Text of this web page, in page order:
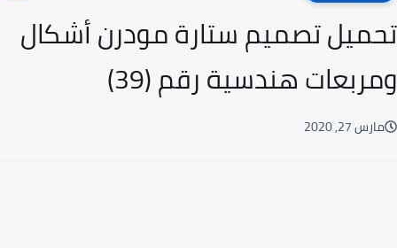
تصميم ستارة مودرن أشكال
هندسية رقم (39)
27, 2020